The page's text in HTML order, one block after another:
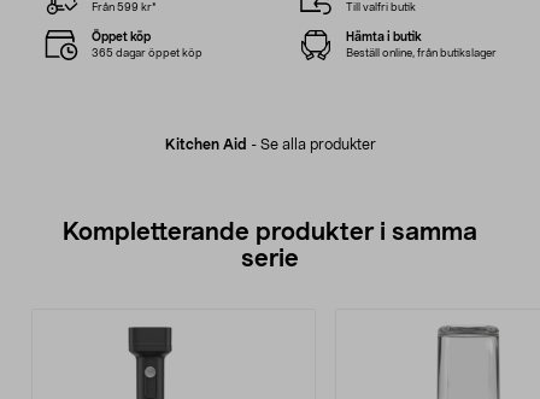
Kitchen Aid - Se alla produkter
Från 599 kr* Till valfri butik
Öppet köp
365 dagar öppet köp
Hämta i butik
Beställ online, från butikslager
Kompletterande produkter i samma
serie